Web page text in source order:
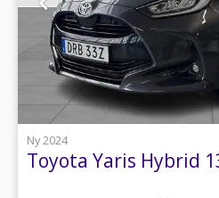
1
Ny 2024
Toyota Yaris Hybrid